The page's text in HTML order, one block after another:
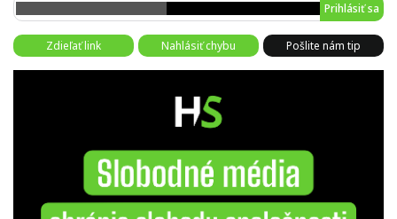
Prihlásiť sa
Zdieľať link Nahlásiť chybu Pošlite nám tip